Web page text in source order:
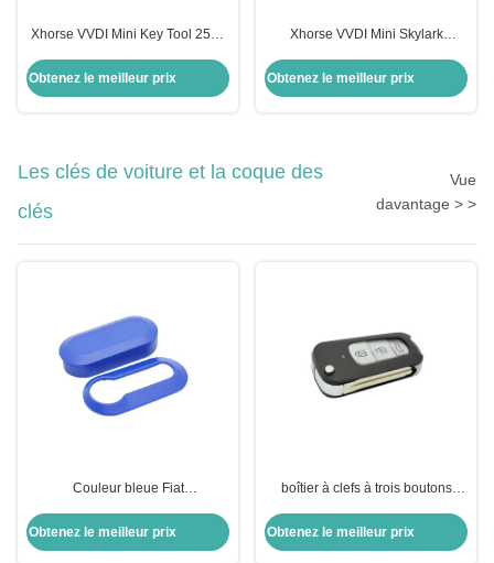
Xhorse VVDI Mini Key Tool 250g
pour voitures universelles
Obtenez le meilleur prix
Xhorse VVDI Mini Skylark
à distance automatique
Obtenez le meilleur prix
Les clés de voiture et la coque des
clés
Vue
davantage > >
Couleur bleue Fiat
clé à 3 boutons Flip Remote Key
Shell Protective 2pcs Housing
Obtenez le meilleur prix
boîtier à clefs à trois boutons
Highlander
Obtenez le meilleur prix